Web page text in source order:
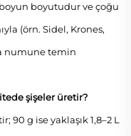
boyutudur ve çoğu
(örn. Sidel, Krones,
numune temin
şişeler üretir?
90 g ise yaklaşık 1,8–2 L